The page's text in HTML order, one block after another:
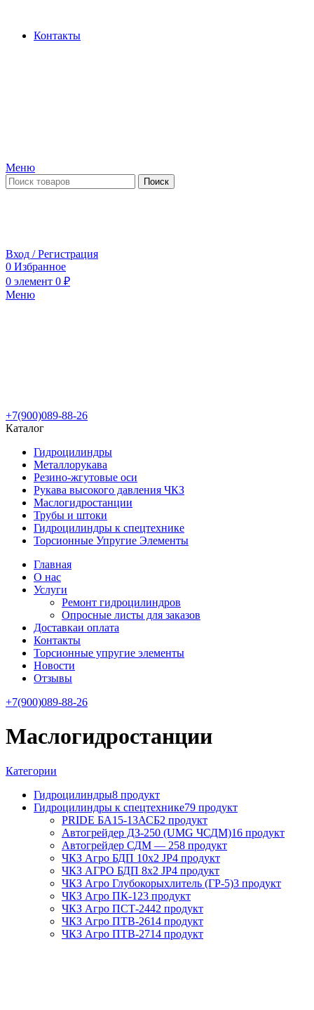
Контакты
Меню
Поиск
Вход / Регистрация
0 Избранное
0 элемент 0 ₽
Меню
+7(900)089-88-26
Каталог
Гидроцилиндры
Металлорукава
Резино-жгутовые оси
Рукава высокого давления ЧКЗ
Маслогидростанции
Трубы и штоки
Гидроцилиндры к спецтехнике
Торсионные Упругие Элементы
Главная
О нас
Услуги
Ремонт гидроцилиндров
Опросные листы для заказов
Доставкаи оплата
Контакты
Торсионные упругие элементы
Новости
Отзывы
+7(900)089-88-26
Маслогидростанции
Категории
Гидроцилиндры8 продукт
Гидроцилиндры к спецтехнике79 продукт
PRIDE БА15-13АСБ2 продукт
Автогрейдер ДЗ-250 (UMG ЧСДМ)16 продукт
Автогрейдер СДМ — 258 продукт
ЧКЗ Агро БДП 10х2 JP4 продукт
ЧКЗ АГРО БДП 8х2 JP4 продукт
ЧКЗ Агро Глубокорыхлитель (ГР-5)3 продукт
ЧКЗ Агро ПК-123 продукт
ЧКЗ Агро ПСТ-2442 продукт
ЧКЗ Агро ПТВ-2614 продукт
ЧКЗ Агро ПТВ-2714 продукт